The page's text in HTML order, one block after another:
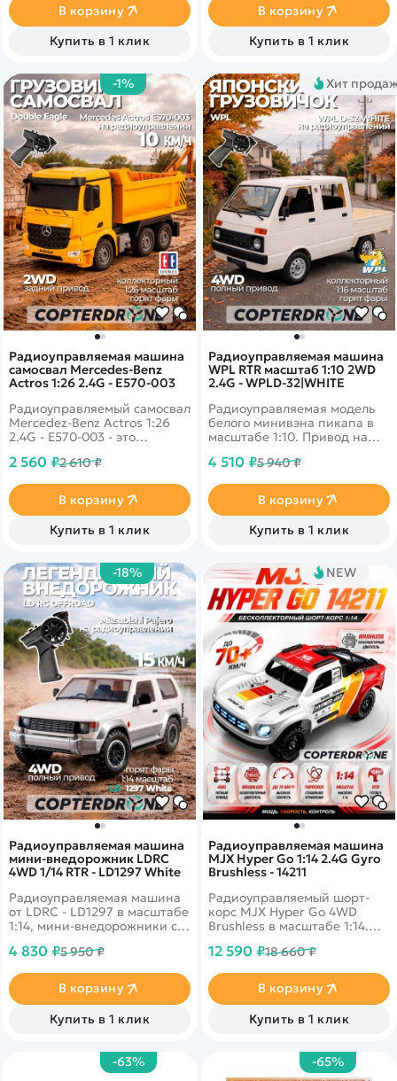
В корзину
Купить в 1 клик
В корзину
Купить в 1 клик
-1%
Радиоуправляемая машина
самосвал Mercedes-Benz
Actros 1:26 2.4G - E570-003
Радиоуправляемый самосвал
Mercedez-Benz Actros 1:26
2.4G - E570-003 - это
самосвала фирмы Mercedez-
Eagle.
2 560 ₽2 610 ₽
В корзину
Купить в 1 клик
Хит
Радиоуправляемая машина
WPL RTR масштаб 1:10 2WD
2.4G - WPLD-32|WHITE
Радиоуправляемая модель
белого минивэна пикапа в
масштабе 1:10. Привод на
работы - до 30-50 минут,
Скорость 10 км/ч.
4 510 ₽5 940 ₽
В корзину
Купить в 1 клик
-18%
Радиоуправляемая машина
мини-внедорожник LDRC
4WD 1/14 RTR - LD1297 White
Радиоуправляемая машина
от LDRC - LD1297 в масштабе
1:14, мини-внедорожники с
модель имеет полный
аккумулятор 7.4 v 500 mah на
20 минут езды.
4 830 ₽5 950 ₽
В корзину
Купить в 1 клик
NEW
Радиоуправляемая машина
MJX Hyper Go 1:14 2.4G Gyro
Brushless - 14211
Радиоуправляемый шорт-
корс MJX Hyper Go 4WD
Brushless в масштабе 1:14.
Интеллектуальная
система охлаждения
двигателя,
влагозащищенный бокс для
приемника.
12 590 ₽18 660 ₽
В корзину
Купить в 1 клик
-63% -65%